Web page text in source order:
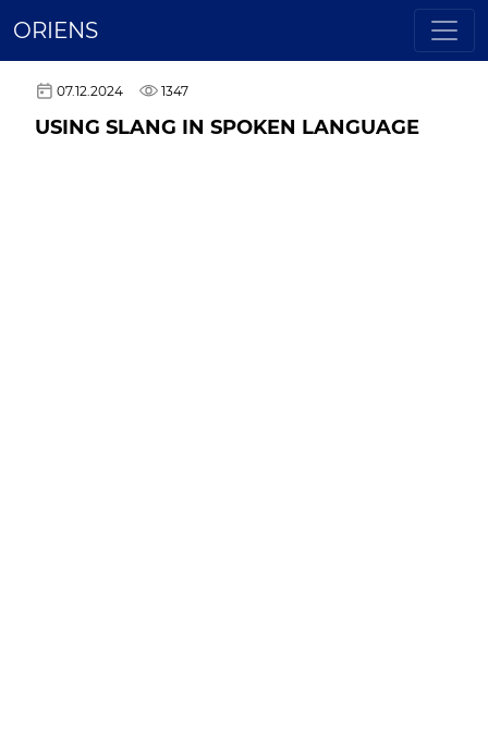
ORIENS
07.12.2024 1347
USING SLANG IN SPOKEN LANGUAGE